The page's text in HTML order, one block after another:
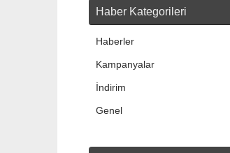
Haber Kategorileri
Haberler
Kampanyalar
İndirim
Genel